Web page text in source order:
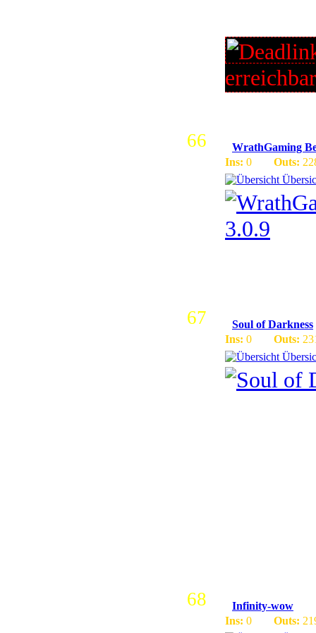
66
WrathGaming
Ins: 0 Outs:
67
Soul of Darkness
Ins: 0 Outs:
68
Infinity-wow
Ins: 0 Outs: